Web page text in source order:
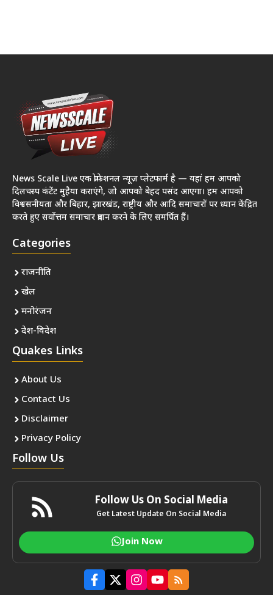
News Scale Live एक प्रोफेशनल न्यूज़ प्लेटफार्म है — यहां हम आपको
दिलचस्प कंटेंट मुहैया कराएंगे, जो आपको बेहद पसंद आएगा। हम आपको
विश्वसनीयता और बिहार, झारखंड, राष्ट्रीय और आदि समाचारों पर ध्यान केंद्रित
करते हुए सर्वोत्तम समाचार प्रदान करने के लिए समर्पित हैं।
Categories
राजनीति
खेल
मनोरंजन
देश-विदेश
Quakes Links
About Us
Contact Us
Disclaimer
Privacy Policy
Follow Us
Follow Us On Social Media
Get Latest Update On Social Media
Join Now